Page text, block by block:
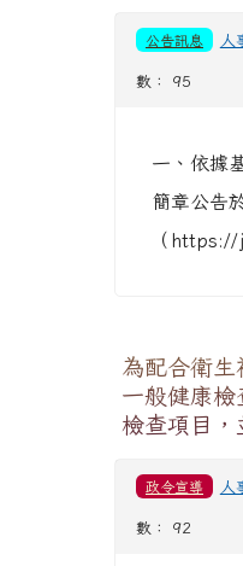
公告訊息 人
數： 95
一、依據
簡章公告
（
為配合衛
一般健康檢
檢查項目，
政令宣導 人
數： 92